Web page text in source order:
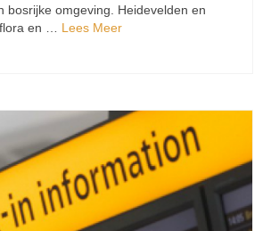
bosrijke omgeving. Heidevelden en
en … Lees Meer